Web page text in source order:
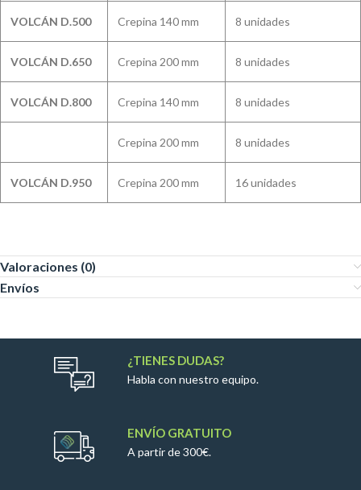
VOLCÁN D.500 Crepina 140 mm 8 unidades
VOLCÁN D.650 Crepina 200 mm 8 unidades
VOLCÁN D.800 Crepina 140 mm 8 unidades
Crepina 200 mm 8 unidades
VOLCÁN D.950 Crepina 200 mm 16 unidades
Valoraciones (0)
Envíos
¿TIENES DUDAS?
Habla con nuestro equipo.
ENVÍO GRATUITO
A partir de 300€.